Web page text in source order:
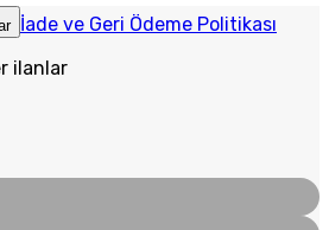
İade ve Geri Ödeme Politikası
ilanlar